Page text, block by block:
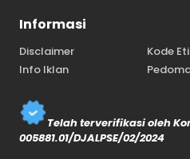
Informasi
Disclaimer Kode
Info Iklan
Telah terverifikasi oleh
005881.01/DJALPSE/02/2024